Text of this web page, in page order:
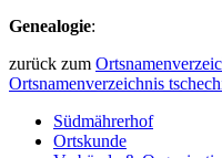
Genealogie:
zurück zum
Ortsnamenverzeichnis
Südmährerhof
Ortskunde